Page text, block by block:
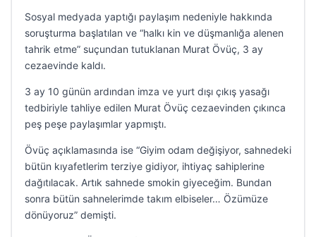
Sosyal medyada yaptığı paylaşım nedeniyle hakkında
soruşturma başlatılan ve “halkı kin ve düşmanlığa alenen
tahrik etme” suçundan tutuklanan Murat Övüç, 3 ay
cezaevinde kaldı.
3 ay 10 günün ardından imza ve yurt dışı çıkış yasağı
tedbiriyle tahliye edilen Murat Övüç cezaevinden çıkınca
peş peşe paylaşımlar yapmıştı.
Övüç açıklamasında ise “Giyim odam değişiyor, sahnedeki
bütün kıyafetlerim terziye gidiyor, ihtiyaç sahiplerine
dağıtılacak. Artık sahnede smokin giyeceğim. Bundan
sonra bütün sahnelerimde takım elbiseler… Özümüze
dönüyoruz” demişti.